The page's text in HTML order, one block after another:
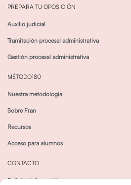
PREPARA TU OPOSICIÓN
Auxilio judicial
Tramitación procesal administrativa
Gestión procesal administrativa
MÉTODO180
Nuestra metodología
Sobre Fran
Recursos
Acceso para alumnos
CONTACTO
Solicitar información